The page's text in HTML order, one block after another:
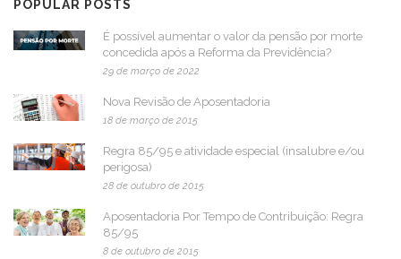
POPULAR POSTS
É possível aumentar o valor da pensão por morte
concedida após a Reforma da Previdência?
29 de março de 2022
Nova Revisão de Aposentadoria
18 de março de 2015
Regra 85/95 e atividade especial (insalubre e/ou
perigosa)
28 de outubro de 2015
Aposentadoria Por Tempo de Contribuição: Regra
85/95
8 de outubro de 2015